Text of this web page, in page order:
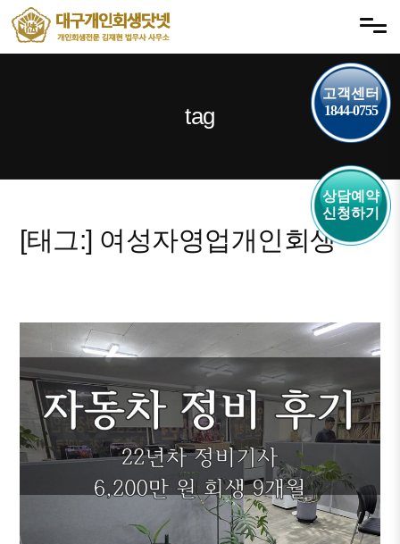
용
으
메뉴 건너뛰기
tag
고객센터
1844-0755
상담예약
신청하기
[태그:] 여성자영업개인회생